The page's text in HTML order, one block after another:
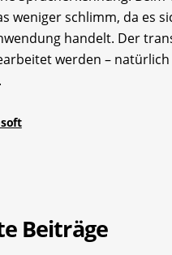
weniger schlimm, da es
handelt. Der
werden –
Beiträge